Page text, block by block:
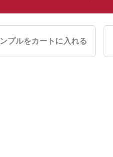
プルをカートに入れる